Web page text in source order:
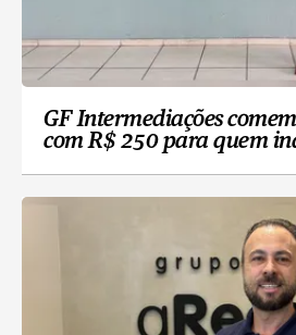
GF Intermediações
com R$ 250 para quem